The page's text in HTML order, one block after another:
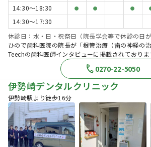
14:30〜18:30 ● ● ●
14:30〜17:30
休診日：水・日・祝祭日（院長学会等で休診の日が
ひので歯科医院の院長が「根管治療（歯の神経の治
Teechの歯科医師インタビューに掲載されておりま
0270-22-5050
伊勢崎デンタルクリニック
伊勢崎駅より徒歩16分